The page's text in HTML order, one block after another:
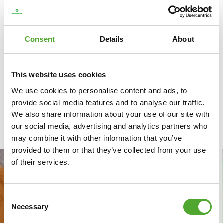
Consent Details About
This website uses cookies
We use cookies to personalise content and ads, to
provide social media features and to analyse our traffic.
We also share information about your use of our site with
our social media, advertising and analytics partners who
may combine it with other information that you’ve
provided to them or that they’ve collected from your use
of their services.
Selection
Necessary
vergelijk de V10 en V20
BLOGS